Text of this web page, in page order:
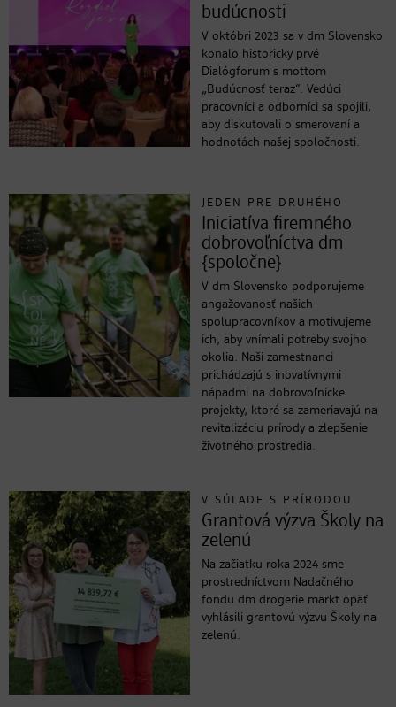
budúcnosti
V októbri 2023 sa v dm Slovensko
konalo historicky prvé
Dialógforum s mottom
„Budúcnosť teraz“. Vedúci
pracovníci a odborníci sa spojili,
aby diskutovali o smerovaní a
hodnotách našej spoločnosti.
JEDEN PRE DRUHÉHO
Iniciatíva firemného
dobrovoľníctva dm
{spoločne}
V dm Slovensko podporujeme
angažovanosť našich
spolupracovníkov a motivujeme
ich, aby vnímali potreby svojho
okolia. Naši zamestnanci
prichádzajú s inovatívnymi
nápadmi na dobrovoľnícke
projekty, ktoré sa zameriavajú na
revitalizáciu prírody a zlepšenie
životného prostredia.
V SÚLADE S PRÍRODOU
Grantová výzva Školy na
zelenú
Na začiatku roka 2024 sme
prostredníctvom Nadačného
fondu dm drogerie markt opäť
vyhlásili grantovú výzvu Školy na
zelenú.